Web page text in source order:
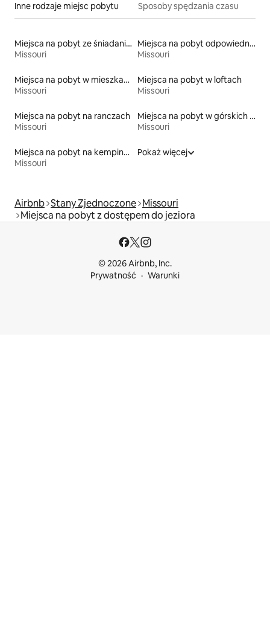
Inne rodzaje miejsc pobytu Sposoby spędzania czasu
Miejsca na pobyt ze śniadaniem
Missouri
Miejsca na pobyt odpowiednie dla rodzin
Missouri
Miejsca na pobyt w mieszkaniach typu condo
Missouri
Miejsca na pobyt w loftach
Missouri
Miejsca na pobyt na ranczach
Missouri
Miejsca na pobyt w górskich chatach
Missouri
Miejsca na pobyt na kempingach
Missouri
Pokaż więcej
Airbnb Stany Zjednoczone Missouri
Miejsca na pobyt z dostępem do jeziora
© 2026 Airbnb, Inc.
Prywatność
Warunki